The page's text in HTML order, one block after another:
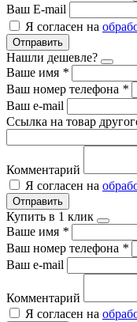
Ваш E-mail
Я согласен на
Отправить
Нашли дешевле?
Ваше имя *
Ваш номер телефона *
Ваш e-mail
Ссылка на товар
Комментарий
Я согласен на
Отправить
Купить в 1 клик
Ваше имя *
Ваш номер телефона *
Ваш e-mail
Комментарий
Я согласен на